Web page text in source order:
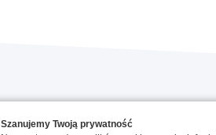
Szanujemy Twoją prywatność